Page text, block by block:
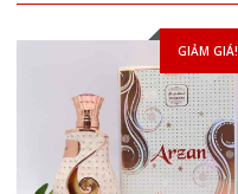
GIẢM GIÁ!